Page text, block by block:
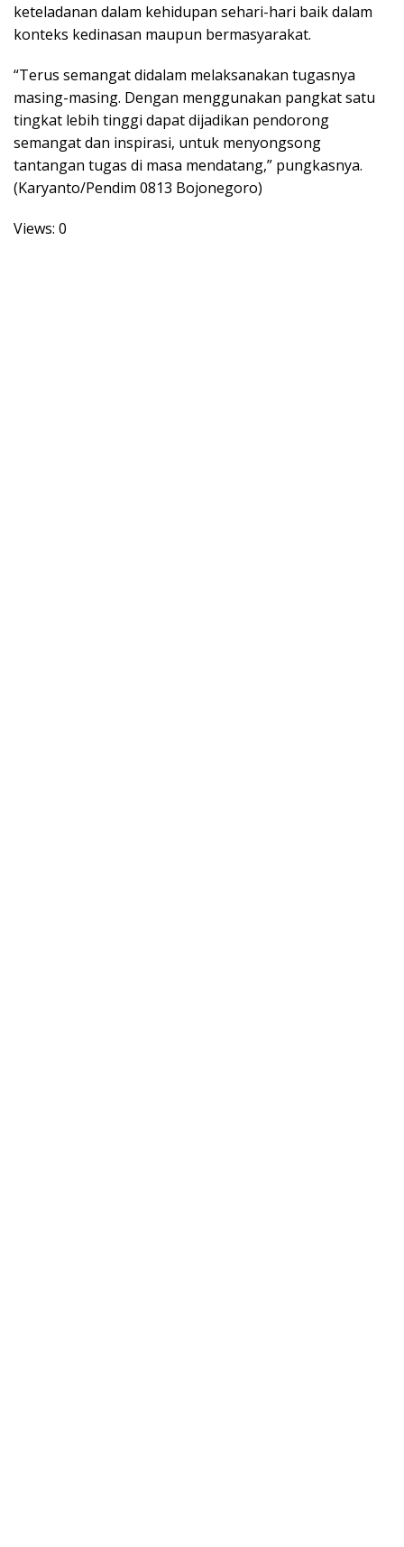
keteladanan dalam kehidupan sehari-hari baik dalam
konteks kedinasan maupun bermasyarakat.
“Terus semangat didalam melaksanakan tugasnya
masing-masing. Dengan menggunakan pangkat satu
tingkat lebih tinggi dapat dijadikan pendorong
semangat dan inspirasi, untuk menyongsong
tantangan tugas di masa mendatang,” pungkasnya.
(Karyanto/Pendim 0813 Bojonegoro)
Views: 0